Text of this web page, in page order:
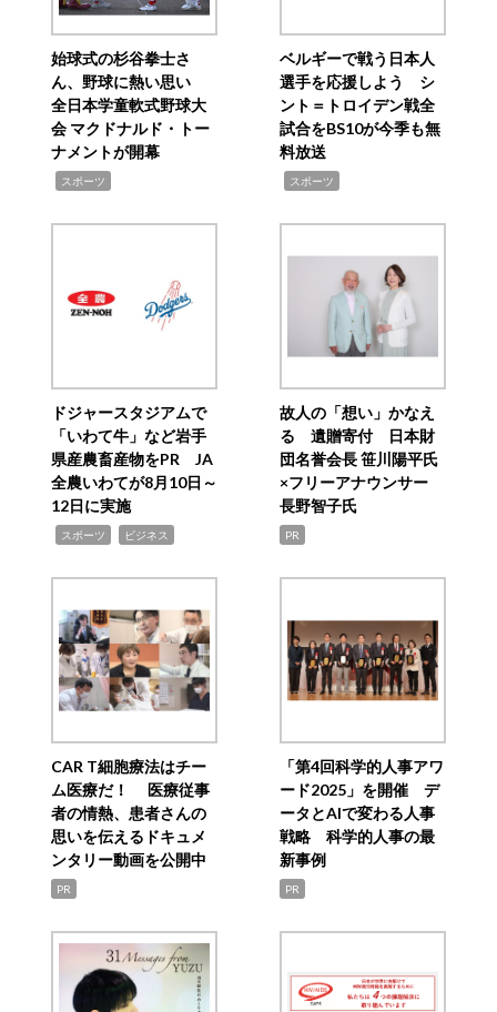
始球式の杉谷拳士さ
ん、野球に熱い思い
全日本学童軟式野球大
会 マクドナルド・トー
ナメントが開幕
スポーツ
ベルギーで戦う日本人
選手を応援しよう シ
ント＝トロイデン戦全
試合をBS10が今季も無
料放送
スポーツ
ドジャースタジアムで
「いわて牛」など岩手
県産農畜産物をPR JA
全農いわてが8月10日～
12日に実施
スポーツ ビジネス
故人の「想い」かなえ
る 遺贈寄付 日本財
団名誉会長 笹川陽平氏
×フリーアナウンサー
長野智子氏
PR
CAR T細胞療法はチー
ム医療だ！ 医療従事
者の情熱、患者さんの
思いを伝えるドキュメ
ンタリー動画を公開中
PR
「第4回科学的人事アワ
ード2025」を開催 デ
ータとAIで変わる人事
戦略 科学的人事の最
新事例
PR